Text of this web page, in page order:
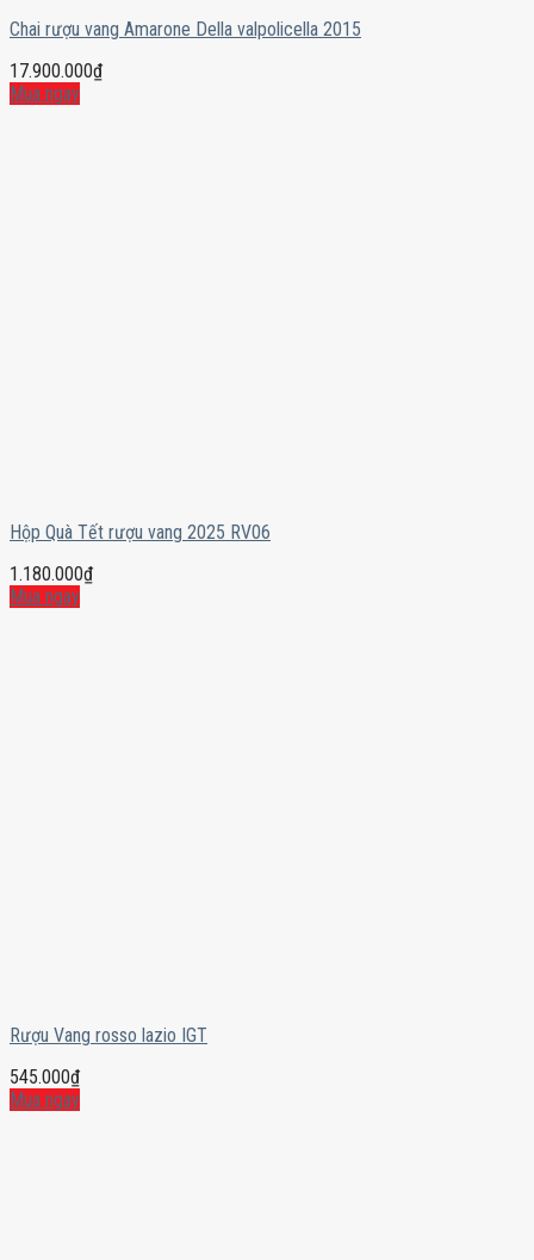
Chai rượu vang Amarone Della valpolicella 2015
17.900.000₫
Mua ngay
Hộp Quà Tết rượu vang 2025 RV06
1.180.000₫
Mua ngay
Rượu Vang rosso lazio IGT
545.000₫
Mua ngay